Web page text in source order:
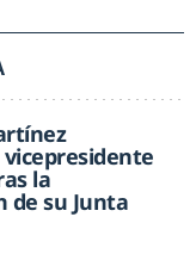
vicepresidente
la
de su Junta